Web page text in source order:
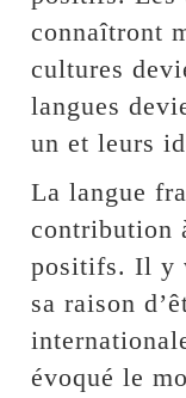
connaîtront
cultures
langues
un et leurs
La langue
contribution
positifs. Il y
sa raison
évoqué le